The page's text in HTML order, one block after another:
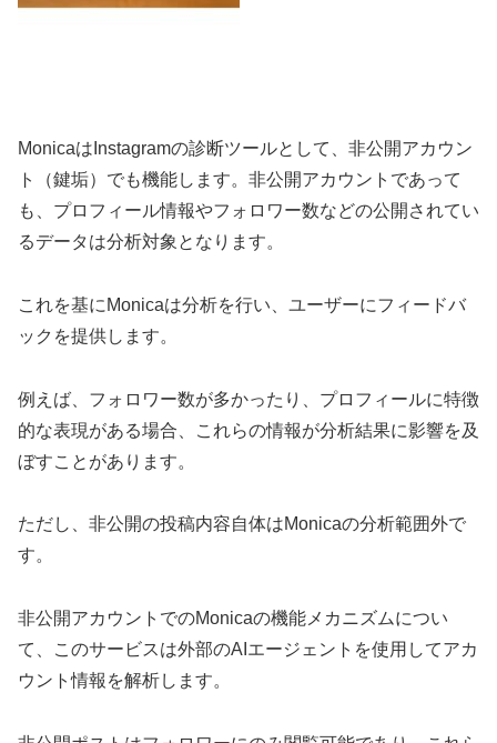
MonicaはInstagramの診断ツールとして、非公開アカウン
ト（鍵垢）でも機能します。非公開アカウントであって
も、プロフィール情報やフォロワー数などの公開されてい
るデータは分析対象となります。
これを基にMonicaは分析を行い、ユーザーにフィードバ
ックを提供します。
例えば、フォロワー数が多かったり、プロフィールに特徴
的な表現がある場合、これらの情報が分析結果に影響を及
ぼすことがあります。
ただし、非公開の投稿内容自体はMonicaの分析範囲外で
す。
非公開アカウントでのMonicaの機能メカニズムについ
て、このサービスは外部のAIエージェントを使用してアカ
ウント情報を解析します。